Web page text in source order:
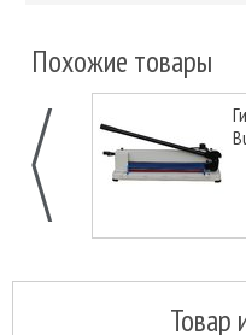
Похожие товары
Товар